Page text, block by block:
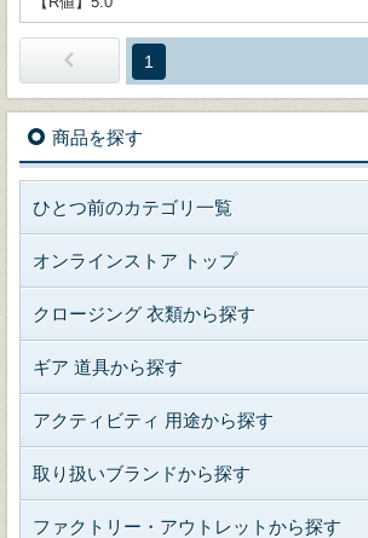
1
商品を探す
ひとつ前のカテゴリ一覧
オンラインストア トップ
クロージング 衣類から探す
ギア 道具から探す
アクティビティ 用途から探す
取り扱いブランドから探す
ファクトリー・アウトレットから探す